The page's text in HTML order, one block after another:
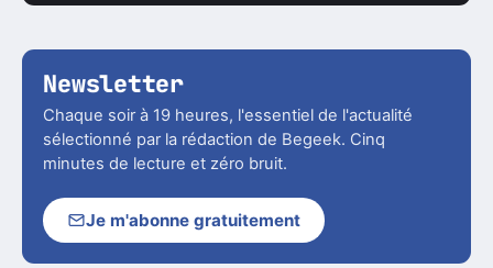
Newsletter
Chaque soir à 19 heures, l'essentiel de l'actualité
sélectionné par la rédaction de Begeek. Cinq
minutes de lecture et zéro bruit.
Je m'abonne gratuitement